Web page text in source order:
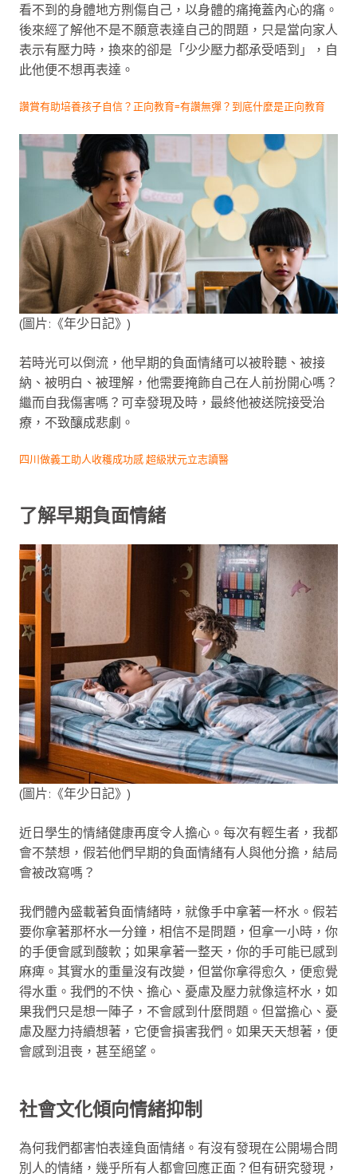
看不到的身體地方𠝹傷自己，以身體的痛掩蓋內心的痛。
後來經了解他不是不願意表達自己的問題，只是當向家人
表示有壓力時，換來的卻是「少少壓力都承受唔到」，自
此他便不想再表達。
讚賞有助培養孩子自信？正向教育=有讚無彈？到底什麼是正向教育
(圖片:《年少日記》)
若時光可以倒流，他早期的負面情緒可以被聆聽、被接
納、被明白、被理解，他需要掩飾自己在人前扮開心嗎？
繼而自我傷害嗎？可幸發現及時，最終他被送院接受治
療，不致釀成悲劇。
四川做義工助人收穫成功感 超級狀元立志讀醫
了解早期負面情緒
(圖片:《年少日記》)
近日學生的情緒健康再度令人擔心。每次有輕生者，我都
會不禁想，假若他們早期的負面情緒有人與他分擔，結局
會被改寫嗎？
我們體內盛載著負面情緒時，就像手中拿著一杯水。假若
要你拿著那杯水一分鐘，相信不是問題，但拿一小時，你
的手便會感到酸軟；如果拿著一整天，你的手可能已感到
麻痺。其實水的重量沒有改變，但當你拿得愈久，便愈覺
得水重。我們的不快、擔心、憂慮及壓力就像這杯水，如
果我們只是想一陣子，不會感到什麼問題。但當擔心、憂
慮及壓力持續想著，它便會損害我們。如果天天想著，便
會感到沮喪，甚至絕望。
社會文化傾向情緒抑制
為何我們都害怕表達負面情緒。有沒有發現在公開場合問
別人的情緒，幾乎所有人都會回應正面？但有研究發現，